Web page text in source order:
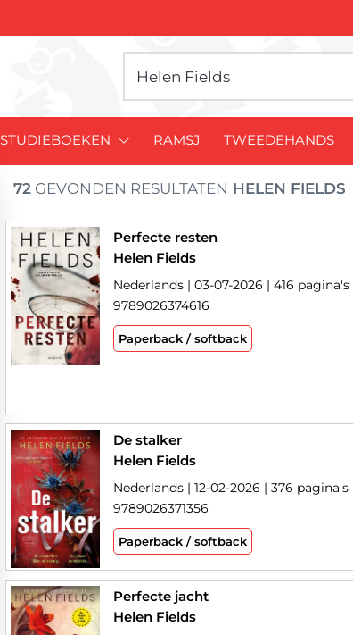
STUDIEBOEKEN RAMSJ TWEEDEHANDS
72 GEVONDEN RESULTATEN HELEN FIELDS
Perfecte resten
Helen Fields
Nederlands | 03-07-2026 | 416 pagina's
9789026374616
Paperback / softback
De stalker
Helen Fields
Nederlands | 12-02-2026 | 376 pagina's
9789026371356
Paperback / softback
Perfecte jacht
Helen Fields